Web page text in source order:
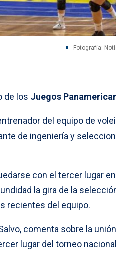
Fotografía:
de los Juegos
del equipo de
de ingeniería y
con el tercer lugar
la gira de la
recientes del equipo.
comenta sobre la unión
lugar del torneo